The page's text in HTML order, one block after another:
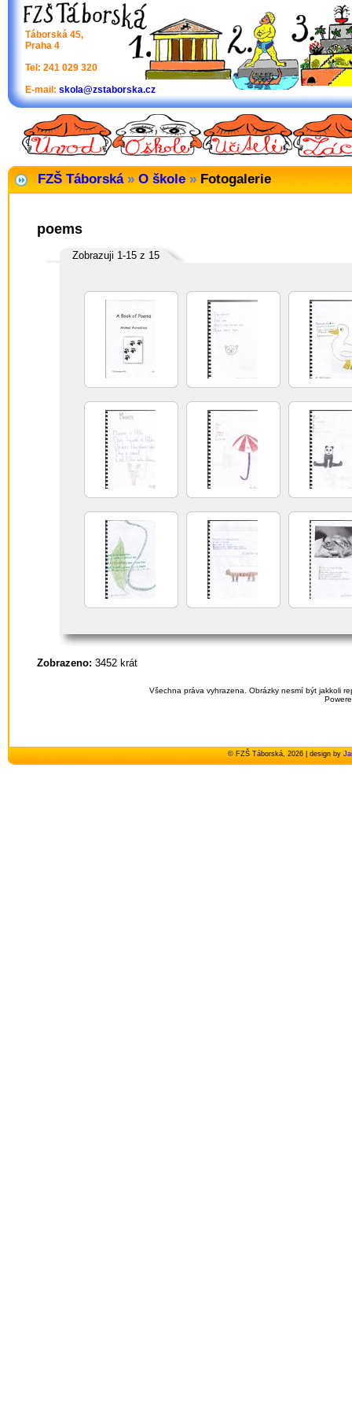
Táborská 45,
Praha 4
Tel: 241 029 320
E-mail: skola@zstaborska.cz
FZŠ Táborská » O škole » Fotogalerie
poems
Zobrazuji 1-15 z 15
Zobrazeno: 3452 krát
Všechna práva vyhrazena. Obrázky nesmí být jakkoli
© FZŠ Táborská, 2026 | design by